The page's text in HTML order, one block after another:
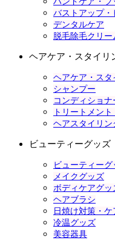
バストアップ・
デンタルケア
脱毛除毛クリー
ヘアケア・スタイリ
ヘアケア・ス
シャンプー
コンディショナ
トリートメン
ヘアスタイリン
ビューティーグッズ
ビューティー
メイクグッズ
ボディケアグッ
ヘアブラシ
日焼け対策・ケ
冷温グッズ
美容器具